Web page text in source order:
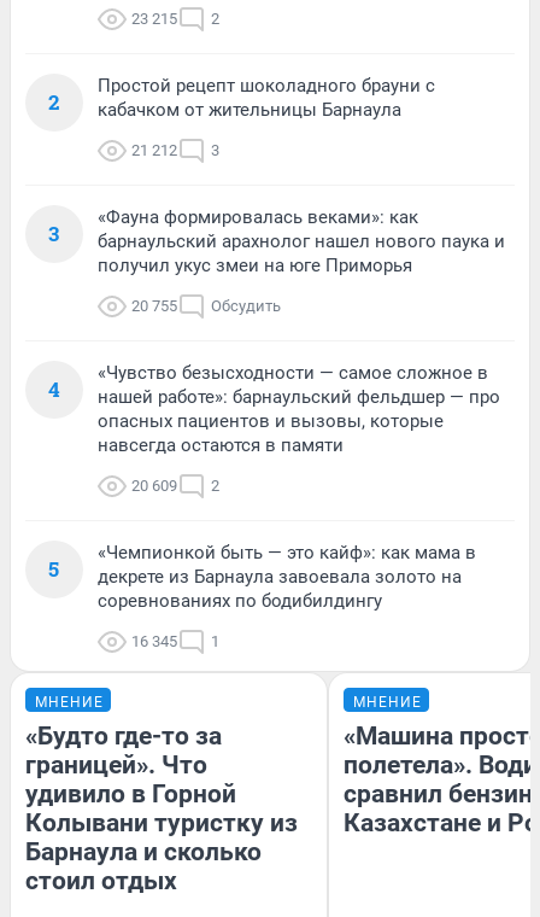
23 215 2
2
Простой рецепт шоколадного брауни с
кабачком от жительницы Барнаула
21 212 3
3
«Фауна формировалась веками»: как
барнаульский арахнолог нашел нового паука и
получил укус змеи на юге Приморья
20 755 Обсудить
4
«Чувство безысходности — самое сложное в
нашей работе»: барнаульский фельдшер — про
опасных пациентов и вызовы, которые
навсегда остаются в памяти
20 609 2
5
«Чемпионкой быть — это кайф»: как мама в
декрете из Барнаула завоевала золото на
соревнованиях по бодибилдингу
16 345 1
МНЕНИЕ
«Будто где-то за
границей». Что
удивило в Горной
Колывани туристку из
Барнаула и сколько
стоил отдых
МНЕНИЕ
«Машина
полетела».
сравнил бензин
Казахстане и